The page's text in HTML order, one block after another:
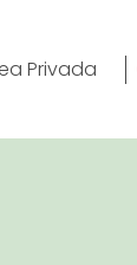
Privada